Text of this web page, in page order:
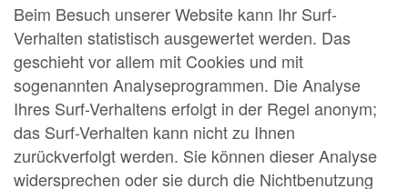
Beim Besuch unserer Website kann Ihr Surf-
Verhalten statistisch ausgewertet werden. Das
geschieht vor allem mit Cookies und mit
sogenannten Analyseprogrammen. Die Analyse
Ihres Surf-Verhaltens erfolgt in der Regel anonym;
das Surf-Verhalten kann nicht zu Ihnen
zurückverfolgt werden. Sie können dieser Analyse
widersprechen oder sie durch die Nichtbenutzung